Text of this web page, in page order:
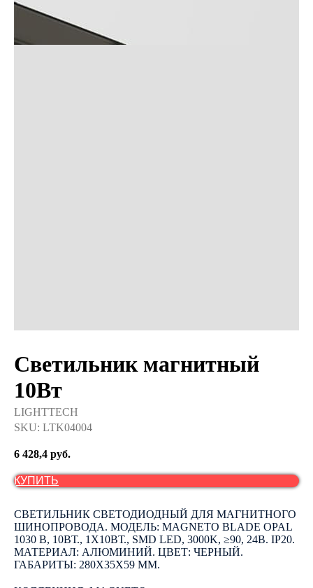
Светильник магнитный
10Вт
LIGHTTECH
SKU: LTK04004
6 428,4 руб.
КУПИТЬ
СВЕТИЛЬНИК СВЕТОДИОДНЫЙ ДЛЯ МАГНИТНОГО
ШИНОПРОВОДА. МОДЕЛЬ: MAGNETO BLADE OPAL
1030 B, 10ВТ., 1Х10ВТ., SMD LED, 3000K, ≥90, 24В. IP20.
МАТЕРИАЛ: АЛЮМИНИЙ. ЦВЕТ: ЧЕРНЫЙ.
ГАБАРИТЫ: 280Х35Х59 ММ.